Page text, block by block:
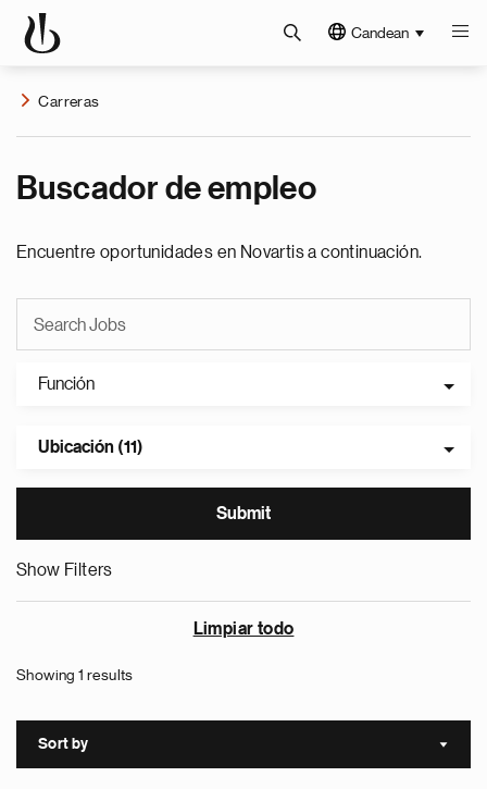
Candean
Carreras
Buscador de empleo
Encuentre oportunidades en Novartis a continuación.
Función
Ubicación (11)
Show Filters
Limpiar todo
Showing 1 results
Sort by Sort